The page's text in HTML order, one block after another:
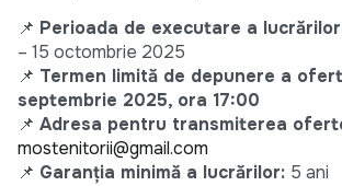
📌 Perioada de executare a
– 15 octombrie 2025
📌 Termen limită de depunere a
septembrie 2025, ora 17:00
📌 Adresa pentru transmiterea
mostenitorii@gmail.com
📌 Garanția minimă a lucrărilor: 5 ani